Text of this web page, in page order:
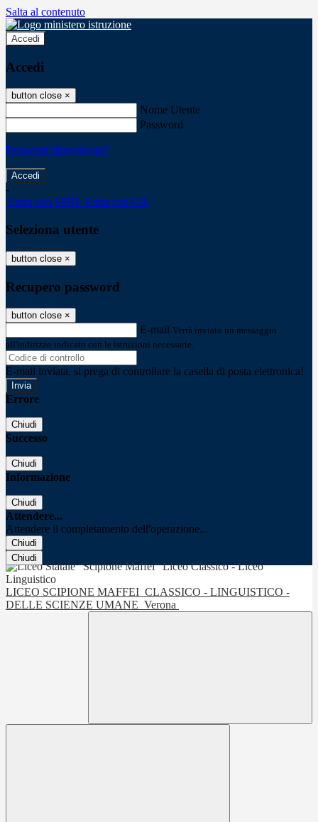
Salta al contenuto
Accedi
Accedi
button close ×
Nome Utente
Password
Password dimenticata?
-
Entra con SPID Entra con CIE
Seleziona utente
button close ×
Recupero password
button close ×
E-mail Verrà inviato un messaggio
all'indirizzo indicato con le istruzioni necessarie.
E-mail inviata, si prega di controllare la casella di posta elettronica!
Errore
Chiudi
Successo
Chiudi
Informazione
Chiudi
Attendere...
Attendere il completamento dell'operazione...
Chiudi
Chiudi
LICEO SCIPIONE MAFFEI CLASSICO - LINGUISTICO -
DELLE SCIENZE UMANE Verona